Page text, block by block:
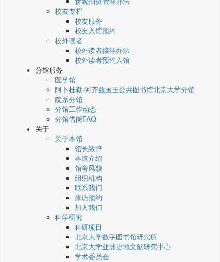
校友专栏
校友服务
校友入馆预约
校外读者
校外读者接待办法
校外读者预约入馆
分馆服务
医学馆
阿卜杜勒·阿齐兹国王公共图书馆北京大学分馆
院系分馆
分馆工作动态
分馆借阅FAQ
关于
关于本馆
馆长致辞
本馆介绍
馆舍风貌
组织机构
联系我们
来访预约
加入我们
科学研究
科研项目
北京大学数字图书馆研究所
北京大学亚洲史地文献研究中心
学术委员会